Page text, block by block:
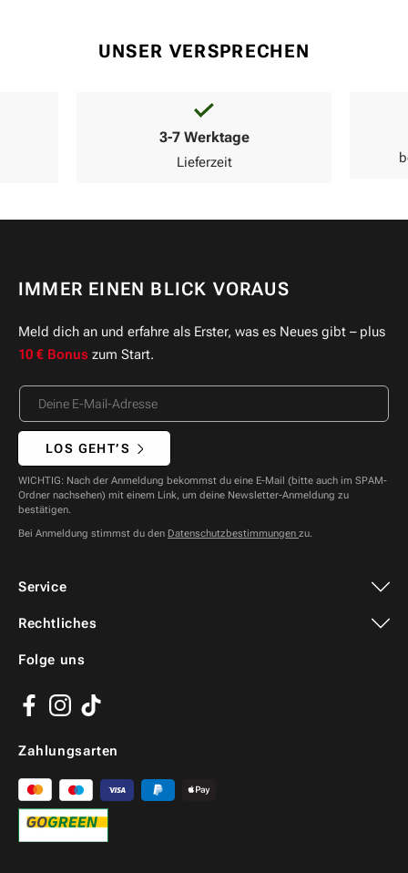
UNSER VERSPRECHEN
3-7 Werktage
Lieferzeit
Service
Folge uns
Facebook
Instagram
TikTok
Zahlungsarten
Rechtliches
IMMER EINEN BLICK VORAUS
Meld dich an und erfahre als Erster, was es Neues gibt – plus
10 € Bonus zum Start.
LOS GEHT’S
WICHTIG: Nach der Anmeldung bekommst du eine E-Mail (bitte auch im SPAM-
Ordner nachsehen) mit einem Link, um deine Newsletter-Anmeldung zu
bestätigen.
Bei Anmeldung stimmst du den Datenschutzbestimmungen zu.